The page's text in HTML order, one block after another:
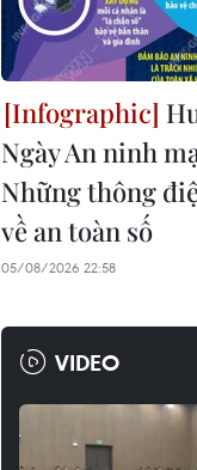
Ngày An ninh
Những thông
về an toàn số
05/08/2026 22:58
VIDEO